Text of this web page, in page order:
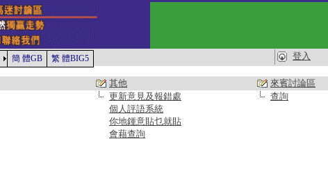
簡 體GB 繁 體BIG5 登入
其他
來賓討論區
更新意見及報錯處
查詢
個人評語系統
你地鍾意貼乜就貼
會藉查詢